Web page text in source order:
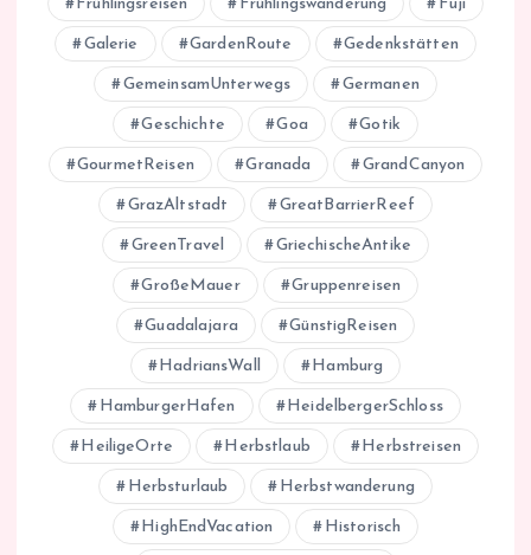
Frühlingsreisen Frühlingswanderung Fuji
Galerie GardenRoute Gedenkstätten
GemeinsamUnterwegs Germanen
Geschichte Goa Gotik
GourmetReisen Granada GrandCanyon
GrazAltstadt GreatBarrierReef
GreenTravel GriechischeAntike
GroßeMauer Gruppenreisen
Guadalajara GünstigReisen
HadriansWall Hamburg
HamburgerHafen HeidelbergerSchloss
HeiligeOrte Herbstlaub Herbstreisen
Herbsturlaub Herbstwanderung
HighEndVacation Historisch